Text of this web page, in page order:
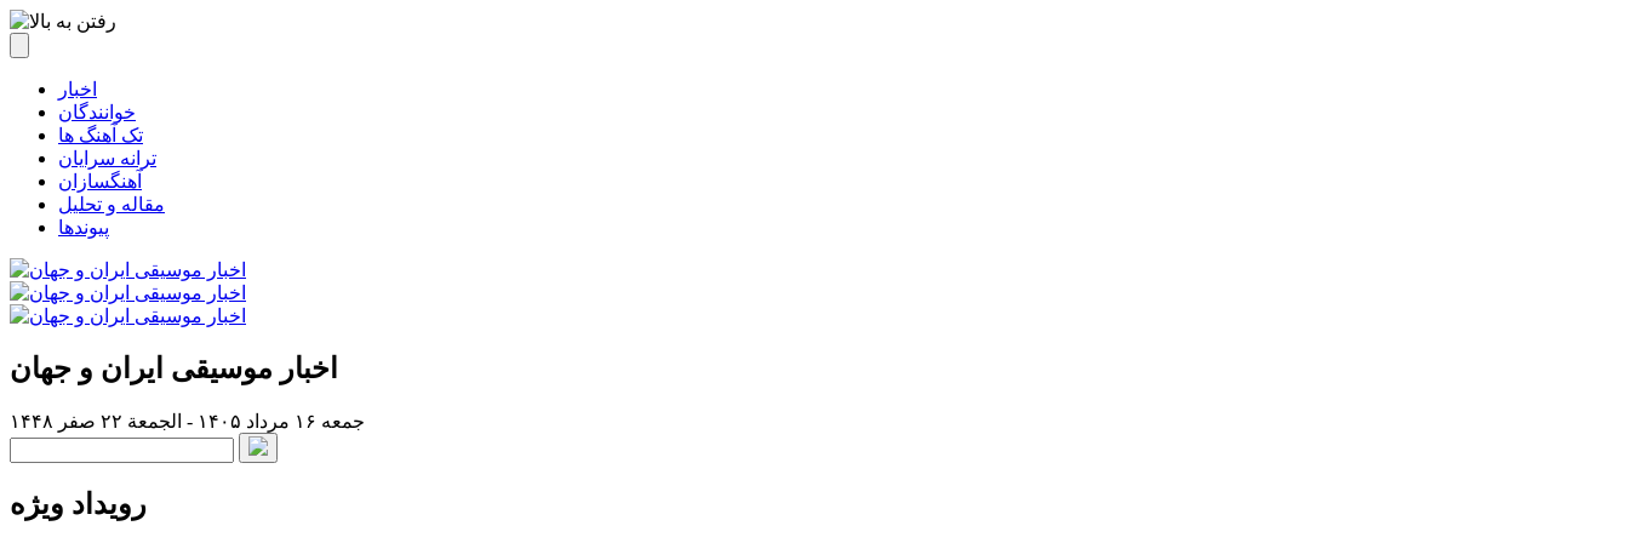
اخبار
خوانندگان
تک آهنگ ها
ترانه سرایان
آهنگسازان
مقاله و تحلیل
پیوندها
اخبار موسیقی ایران و جهان
جمعه ۱۶ مرداد ۱۴۰۵ - الجمعة ۲۲ صفر ۱۴۴۸
رویداد ویژه